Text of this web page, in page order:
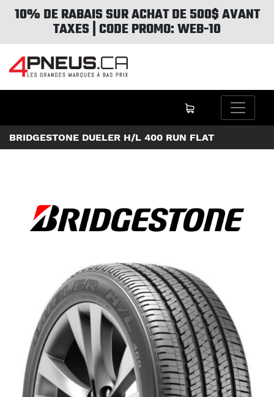
10% DE RABAIS SUR ACHAT DE 500$ AVANT
TAXES | CODE PROMO: WEB-10
BRIDGESTONE DUELER H/L 400 RUN FLAT